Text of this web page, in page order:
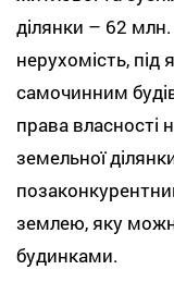
ділянки – 62
нерухомість, під
самочинним
права власності
земельної
землею, яку
будинками.